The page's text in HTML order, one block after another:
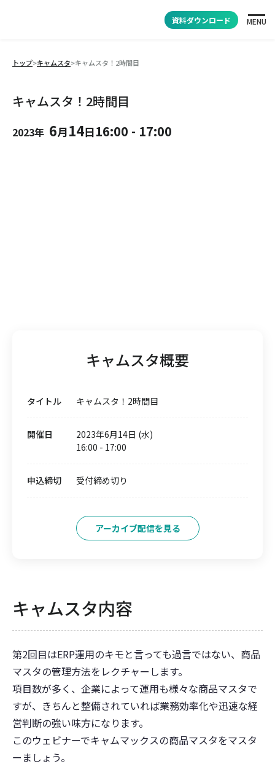
資料ダウンロード MENU
トップ>キャムスタ>キャムスタ！2時間目
キャムスタ！2時間目
2023年 6月14日16:00 - 17:00
キャムスタ概要
タイトル キャムスタ！2時間目
開催日
2023年6月14日 (水)
16:00 - 17:00
申込締切 受付締め切り
アーカイブ配信を見る
キャムスタ内容
第2回目はERP運用のキモと言っても過言ではない、商品
マスタの管理方法をレクチャーします。
項目数が多く、企業によって運用も様々な商品マスタで
すが、きちんと整備されていれば業務効率化や迅速な経
営判断の強い味方になります。
このウェビナーでキャムマックスの商品マスタをマスタ
ーましょう。